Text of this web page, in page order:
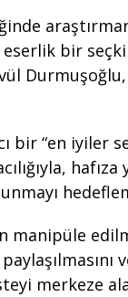
bir
bir “en
manipüle
merkeze